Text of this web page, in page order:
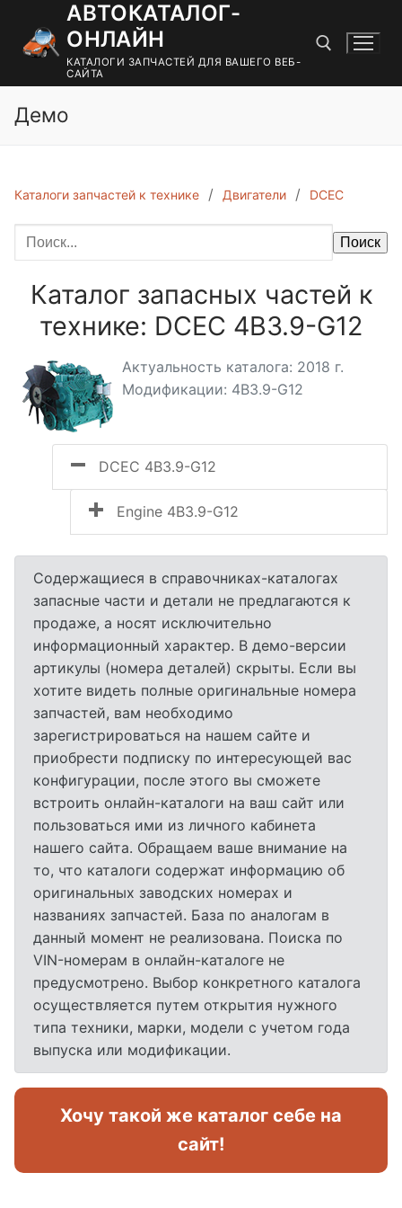
содержимому
АВТОКАТАЛОГ-
ОНЛАЙН
КАТАЛОГИ ЗАПЧАСТЕЙ ДЛЯ ВАШЕГО ВЕБ-
САЙТА
Демо
Каталоги запчастей к технике Двигатели DCEC
Поиск
Каталог запасных частей к
технике: DCEC 4B3.9-G12
Актуальность каталога: 2018 г.
Модификации: 4B3.9-G12
DCEC 4B3.9-G12
Engine 4B3.9-G12
Содержащиеся в справочниках-каталогах
запасные части и детали не предлагаются к
продаже, а носят исключительно
информационный характер. В демо-версии
артикулы (номера деталей) скрыты. Если вы
хотите видеть полные оригинальные номера
запчастей, вам необходимо
зарегистрироваться на нашем сайте и
приобрести подписку по интересующей вас
конфигурации, после этого вы сможете
встроить онлайн-каталоги на ваш сайт или
пользоваться ими из личного кабинета
нашего сайта. Обращаем ваше внимание на
то, что каталоги содержат информацию об
оригинальных заводских номерах и
названиях запчастей. База по аналогам в
данный момент не реализована. Поиска по
VIN-номерам в онлайн-каталоге не
предусмотрено. Выбор конкретного каталога
осуществляется путем открытия нужного
типа техники, марки, модели с учетом года
выпуска или модификации.
Хочу такой же каталог себе на
сайт!